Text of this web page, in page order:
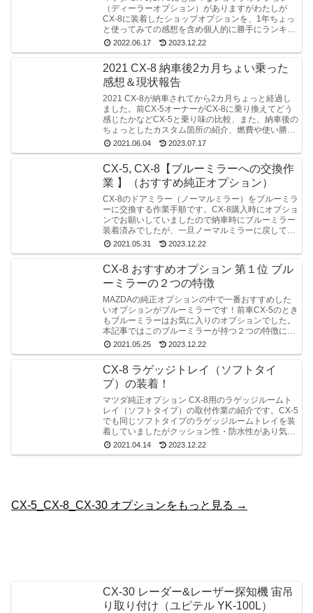
（ディーラーオプション）がありますがわたしが
CX-8に装着したショップオプションを、1年ちょっ
と使ってみての感想を含め個人的に勝手にランキン
グしてみました！
2022.06.17 2023.12.22
2021 CX-8 納車後2カ月ちょい乗った
感想＆現状報告
2021 CX-8が納車されてから2カ月ちょっと経過し
ました。前CX-5オーナーがCX-8に乗り換えてどう
感じたかなどCX-5と乗り味の比較、また、納車後の
ちょっとしたカスタム箇所の紹介、燃費や使い勝手
など感じたところを紹介します。
2021.06.04 2023.07.17
CX-5, CX-8【ブルーミラーへの交換作
業 】（おすすめ純正オプション）
CX-8のドアミラー（ノーマルミラー）をブルーミラ
ーに交換する作業手順です。CX-8購入時にオプショ
ンでお願いしていましたので納車時にブルーミラー
装着済みでしたが、一旦ノーマルミラーに戻してい
ましたのでブルーミラーへの交換作業をやってみま
した。
2021.05.31 2023.12.22
CX-8 おすすめオプション 第１位 ブル
ーミラーの２つの特徴
MAZDAの純正オプションの中で一番おすすめした
いオプションがブルーミラーです！前車CX-5のとき
もブルーミラーはお気に入りのオプションでした。
本記事ではこのブルーミラーが持つ２つの特徴につ
いて実際に確認した記事となっています。
2021.05.25 2023.12.22
CX-8 ラゲッジトレイ（ソフトタイ
プ）の装着！
マツダ純正オプション CX-8用のラゲッジルームト
レイ（ソフトタイプ）の取付作業の紹介です。CX-5
でも同じソフトタイプのラゲッジルームトレイを装
着していましたがクッション性・防水性があり気に
入ってましたのでCX-8にも装着しました。
2021.04.14 2023.12.22
CX-5_CX-8_CX-30 オプションをもっと見る →
CX-30 レーダー&レーザー探知機 宙吊
り取り付け（ユピテル YK-100L）